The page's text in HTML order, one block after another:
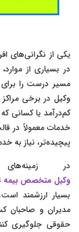
یکی از نگرانی‌های
در بسیاری از موارد،
مسیر درست را برای
وکیل در برخی
کم‌درآمد یا کسانی
خدمات معمولاً در
پیچیده‌تر، نیاز به
در
وکیل متخصص بیمه
بسیار ارزشمند است.
مدیران و صاحبان
حقوقی جلوگیری